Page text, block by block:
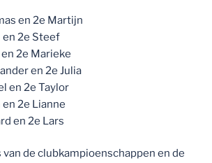
en 2e Martijn
en 2e Steef
2e Marieke
en 2e Julia
en 2e Taylor
en 2e Lianne
en 2e Lars
van de clubkampioenschappen en de